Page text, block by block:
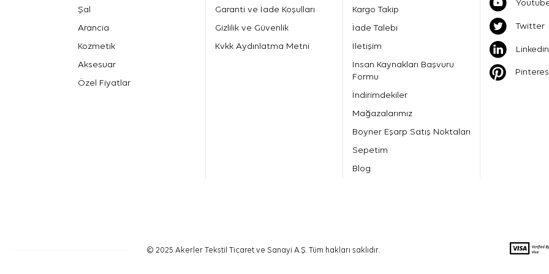
Şal
Arancia
Kozmetik
Aksesuar
Özel Fiyatlar
Garanti ve İade Koşulları
Gizlilik ve Güvenlik
Kvkk Aydınlatma Metni
Kargo Takip
İade Talebi
İletişim
İnsan Kaynakları Başvuru
Formu
İndirimdekiler
Mağazalarımız
Boyner Eşarp Satış Noktaları
Sepetim
Blog
Twitter
Linkedin
© 2025 Akerler Tekstil Ticaret ve Sanayi A.Ş. Tüm hakları saklıdır.